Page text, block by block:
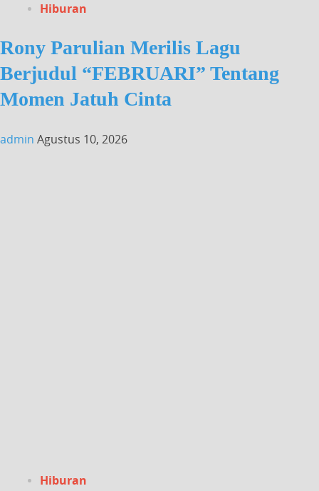
Hiburan
Rony Parulian Merilis Lagu
Berjudul “FEBRUARI” Tentang
Momen Jatuh Cinta
admin Agustus 10, 2026
Hiburan